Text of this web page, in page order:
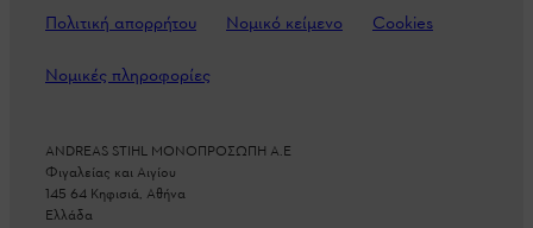
Πολιτική απορρήτου Νομικό κείμενο Cookies
Νομικές πληροφορίες
ANDREAS STIHL ΜΟΝΟΠΡΟΣΩΠΗ A.E
Φιγαλείας και Αιγίου
145 64 Κηφισιά, Αθήνα
Ελλάδα